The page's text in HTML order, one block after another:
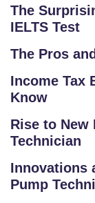
The
IELTS Test
The Pros
Income Tax
Know
Rise to New
Technician
Innovations
Pump